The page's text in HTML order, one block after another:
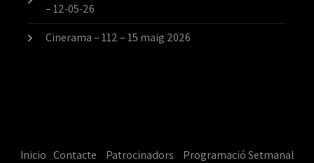
– 12-05-26
Cinerama – 112 – 15 maig 2026
Inicio Contacte Patrocinadors
Programació Setmanal